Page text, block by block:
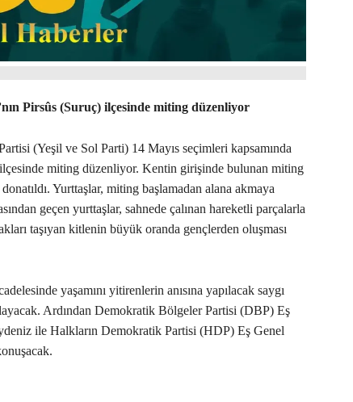
Pirsûs (Suruç) ilçesinde miting düzenliyor
(Yeşil ve Sol Parti) 14 Mayıs seçimleri kapsamında
ilçesinde miting düzenliyor. Kentin girişinde bulunan miting
Yurttaşlar, miting başlamadan alana akmaya
geçen yurttaşlar, sahnede çalınan hareketli parçalarla
taşıyan kitlenin büyük oranda gençlerden oluşması
yaşamını yitirenlerin anısına yapılacak saygı
Ardından Demokratik Bölgeler Partisi (DBP) Eş
ile Halkların Demokratik Partisi (HDP) Eş Genel